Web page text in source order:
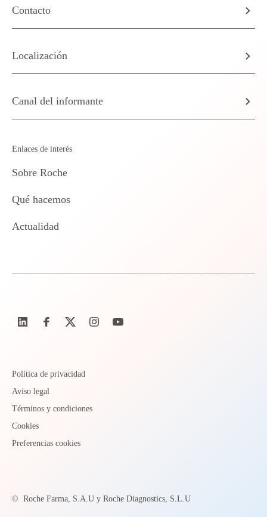
Contacto
Localización
Canal del informante
Enlaces de interés
Sobre Roche
Qué hacemos
Actualidad
Política de privacidad
Aviso legal
Términos y condiciones
Cookies
Preferencias cookies
© Roche Farma, S.A.U y Roche Diagnostics, S.L.U